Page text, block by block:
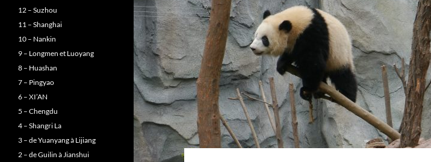
12 – Suzhou
11 – Shanghai
10 – Nankin
9 – Longmen et Luoyang
8 – Huashan
7 – Pingyao
6 – XI’AN
5 – Chengdu
4 – Shangri La
3 – de Yuanyang à Lijiang
2 – de Guilin à Jianshui